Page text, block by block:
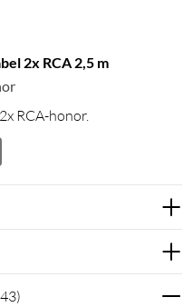
2x RCA 2,5 m
RCA-honor.
43)